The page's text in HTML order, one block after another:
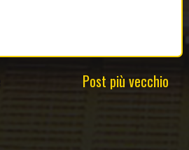
Post più vecchio